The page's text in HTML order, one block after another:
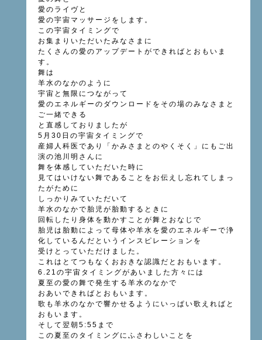
愛のライヴと
愛の宇宙マッサージをします。
この宇宙タイミングで
お集まりいただいたみなさまに
たくさんの愛のアップデートができればとおもいま
す。
舞は
羊水のなかのように
宇宙と無限につながって
愛のエネルギーのダウンロードをその場のみなさまと
ご一緒できる
と直感しておりましたが
5月30日の宇宙タイミングで
産婦人科医であり「かみさまとのやくそく」にもご出
演の池川明さんに
舞を体感していただいた時に
見てはいけない舞であることをお伝えし忘れてしまっ
たがために
しっかりみていただいて
羊水のなかで胎児が胎動するときに
回転したり身体を動かすことが舞とおなじで
胎児は胎動によって母体や羊水を愛のエネルギーで浄
化しているんだというインスピレーションを
受けとっていただけました。
これはとてつもなくおおきな認識だとおもいます。
6.21の宇宙タイミングがあいました方々には
夏至の愛の舞で発生する羊水のなかで
おあいできればとおもいます。
歌も羊水のなかで響かせるようにいっぱい歌えればと
おもいます。
そして翌朝5:55まで
この夏至のタイミングにふさわしいことを